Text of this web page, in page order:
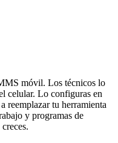
móvil. Los técnicos lo
celular. Lo configuras en
reemplazar tu herramienta
y programas de